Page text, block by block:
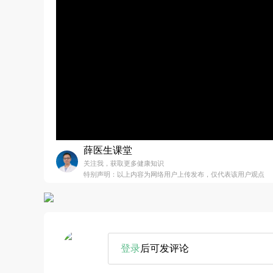
薛医生课堂
关注我，获取更多健康知识
特别声明：以上内容为网络用户上传发布，仅代表该用户观点
登录后可发评论